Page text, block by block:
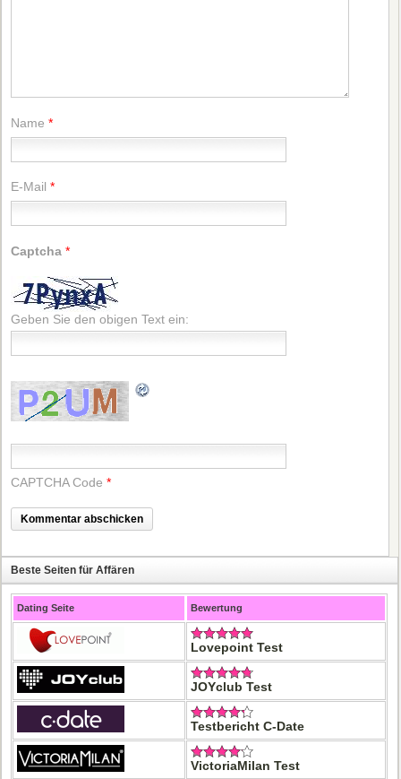
Name *
E-Mail *
Captcha *
Geben Sie den obigen Text ein:
CAPTCHA Code *
Beste Seiten für Affären
Dating Seite Bewertung
Lovepoint Test
JOYclub Test
Testbericht C-Date
VictoriaMilan Test